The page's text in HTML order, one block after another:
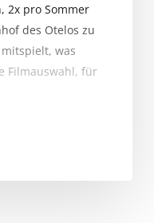
2x pro Sommer
des Otelos zu
was
Filmauswahl, für